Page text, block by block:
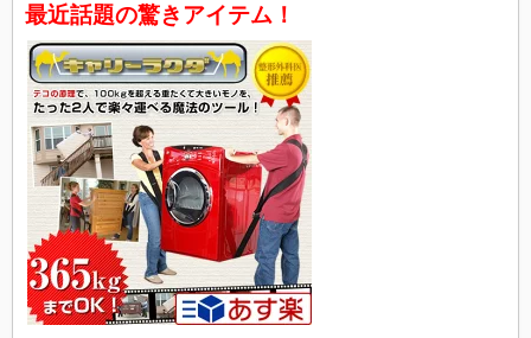
最近話題の驚きアイテム！